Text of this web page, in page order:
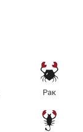
Рак